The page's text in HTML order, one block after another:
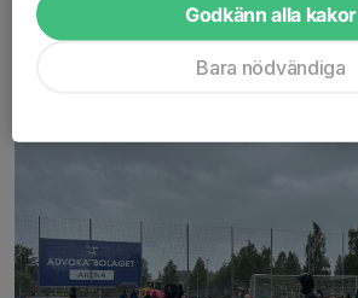
Match i regnet!
0 kommentarer
Godkänn alla kakor
Bara nödvändiga